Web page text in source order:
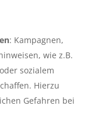
: Kampagnen,
wie z.B.
sozialem
Hierzu
Gefahren bei